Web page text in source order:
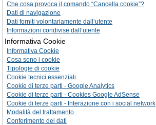
Che cosa provoca il comando “Cancella cookie”?
Dati di navigazione
Dati forniti volontariamente dall’utente
Informazioni condivise dall’utente
Informativa Cookie
Informativa Cookie
Cosa sono i cookie
Tipologie di cookie
Cookie tecnici essenziali
Cookie di terze parti - Google Analytics
Cookie di terze parti - Cookies Google AdSense
Cookie di terze parti - Interazione con i social network
Modalità del trattamento
Conferimento dei dati